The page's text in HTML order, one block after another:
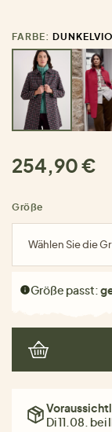
FARBE:
254,90 €
Größe
Wählen Sie die
Größe passt:
Di 11.08. bei